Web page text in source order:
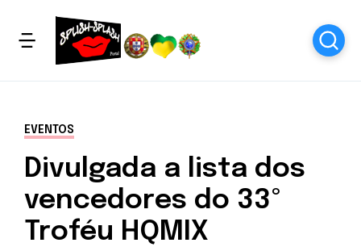
EVENTOS
Divulgada a lista dos
vencedores do 33º
Troféu HQMIX